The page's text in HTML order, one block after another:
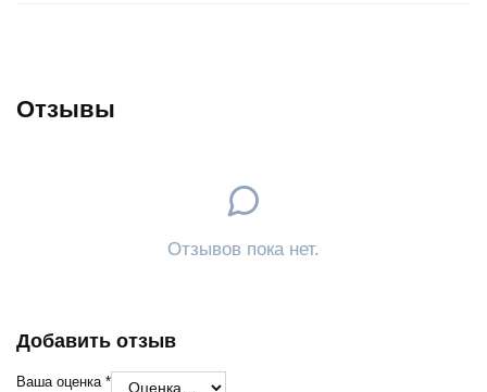
Отзывы
Отзывов пока нет.
Добавить отзыв
Ваша оценка *